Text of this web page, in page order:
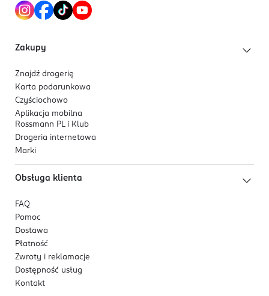
Zakupy
Znajdź drogerię
Karta podarunkowa
Czyściochowo
Aplikacja mobilna
Rossmann PL i Klub
Drogeria internetowa
Marki
Obsługa klienta
FAQ
Pomoc
Dostawa
Płatność
Zwroty i reklamacje
Dostępność usług
Kontakt